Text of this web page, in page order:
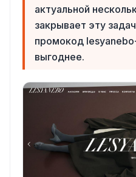
актуальной
закрывает эту
промокод
выгоднее.